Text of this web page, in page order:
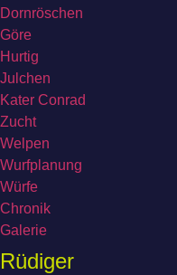
Dornröschen
Göre
Hurtig
Julchen
Kater Conrad
Zucht
Welpen
Wurfplanung
Würfe
Chronik
Galerie
Rüdiger